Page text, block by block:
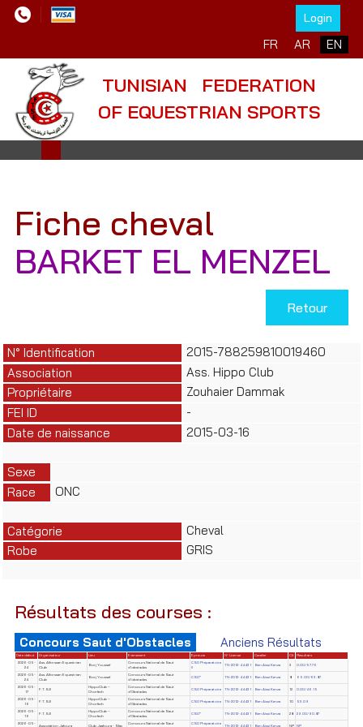
Login
Select your language
FR AR EN
TUNISIAN FEDERATION
OF EQUESTRIAN SPORTS
Fiche cheval
BARKET EL MENZEL
Retour
N° Identification
2015-788259810019460
Association
Ass. Hippo Club
Propriétaire
Zouhaier Dammak
FEI ID
-
Date de naissance
2015-03-16
Sexe
Race
ONC
Catégorie
Cheval
Robe
GRIS
Résultats des courses :
Concours Saut d'Obstacles Anciens Résultats
Date début Organisateur Lieu Evènement Epreuve N° License Cavalier Clt
Résultats
2026-05-
24
Ass. Alforssan Equestrian
Club
Borj Youssef
Concours National de Saut
d'obstacles
CSO Préparatoire
II
TN-2012-44431 Ben Aissi Kenza 3 0.00/57.76
2026-05-
24
Ass. Alforssan Equestrian
Club
Borj Youssef
Concours National de Saut
d'obstacles
CSO* TN-2012-44431 Ben Aissi Kenza 8 65.00/63.87
2026-05-
17
F.T.S.E
HippoClub –
Chorfech
Concours National de Saut
d'Obstacles
CSO Préparatoire TN-2012-44431 Ben Aissi Kenza 12 0.00/46.15
2026-05-
16
F.T.S.E
HippoClub –
Chorfech
Concours National de Saut
d'Obstacles
CSO Préparatoire TN-2012-44431 Ben Aissi Kenza 10 53.09
2026-05-
16
F.T.S.E
HippoClub –
Chorfech
Concours National de Saut
d'Obstacles
CSO* TN-2012-44431 Ben Aissi Kenza 28 29.00/90.87
2026-05-
Association Jafoura Club Jaafoura - Sfax
Concours National de Saut
CSO Préparatoire
TN-2012-44431 Ben Aissi Kenza NP NP